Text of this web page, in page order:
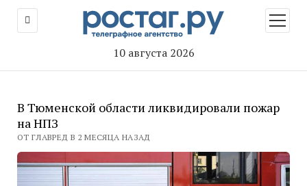
10 августа 2026
меню
В Тюменской области ликвидировали пожар
на НПЗ
ОТ ГЛАВРЕД В 2 МЕСЯЦА НАЗАД